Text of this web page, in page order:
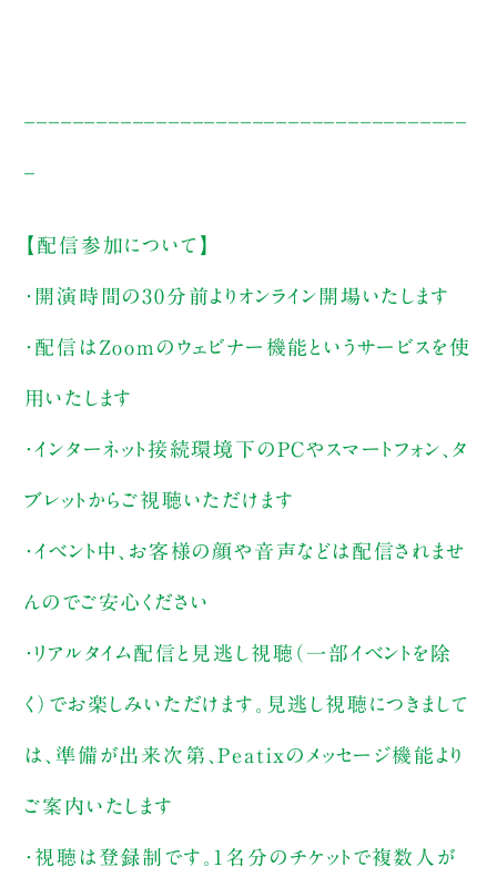
【配信参加について】
・開演時間の30分前よりオンライン開場いたします
・配信はZoomのウェビナー機能というサービスを使
用いたします
・インターネット接続環境下のPCやスマートフォン、タ
ブレットからご視聴いただけます
・イベント中、お客様の顔や音声などは配信されませ
んのでご安心ください
・リアルタイム配信と見逃し視聴（一部イベントを除
く）でお楽しみいただけます。見逃し視聴につきまして
は、準備が出来次第、Peatixのメッセージ機能より
ご案内いたします
・視聴は登録制です。1名分のチケットで複数人が